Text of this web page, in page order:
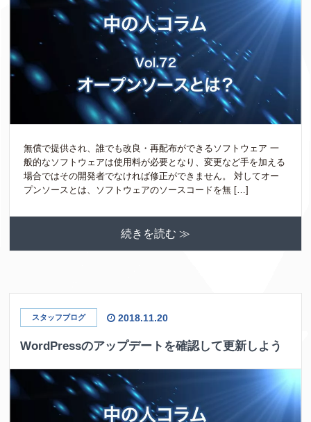
無償で提供され、誰でも改良・再配布ができるソフトウェア 一
般的なソフトウェアは使用料が必要となり、変更など手を加える
場合ではその開発者でなければ修正ができません。 対してオー
プンソースとは、ソフトウェアのソースコードを無 […]
続きを読む ≫
スタッフブログ 2018.11.20
WordPressのアップデートを確認して更新しよう